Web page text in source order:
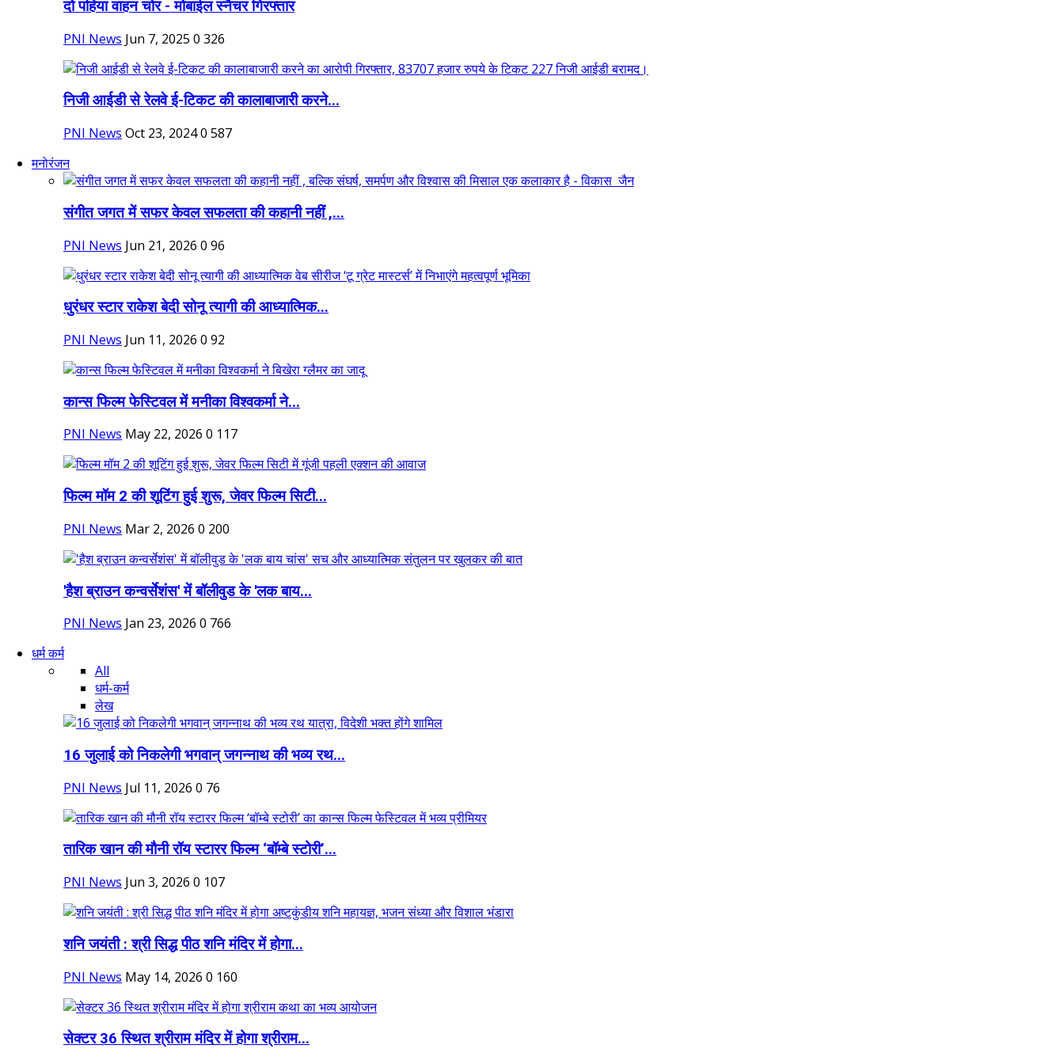
दो पहिया वाहन चोर - मोबाईल स्नैचर गिरफ्तार
PNI News Jun 7, 2025 0 326
निजी आईडी से रेलवे ई-टिकट की कालाबाजारी करने...
PNI News Oct 23, 20240 587
मनोरंजन
संगीत जगत में सफर केवल सफलता की कहानी नहीं ,...
PNI News Jun 21, 2026 0 96
धुरंधर स्टार राकेश बेदी सोनू त्यागी की आध्यात्मिक...
PNI News Jun 11, 2026 0 92
कान्स फिल्म फेस्टिवल में मनीका विश्वकर्मा ने...
PNI News May 22, 2026 0 117
फिल्म मॉम 2 की शूटिंग हुई शुरू, जेवर फिल्म सिटी...
PNI News Mar 2, 2026 0 200
'हैश ब्राउन कन्वर्सेशंस' में बॉलीवुड के 'लक बाय...
PNI News Jan 23, 2026 0 766
धर्म कर्म
All
धर्म-कर्म
लेख
16 जुलाई को निकलेगी भगवान् जगन्नाथ की भव्य रथ...
PNI News Jul 11, 2026 0 76
तारिक खान की मौनी रॉय स्टारर फिल्म ‘बॉम्बे स्टोरी’...
PNI News Jun 3, 2026 0 107
शनि जयंती : श्री सिद्ध पीठ शनि मंदिर में होगा...
PNI News May 14, 2026 0 160
सेक्टर 36 स्थित श्रीराम मंदिर में होगा श्रीराम...